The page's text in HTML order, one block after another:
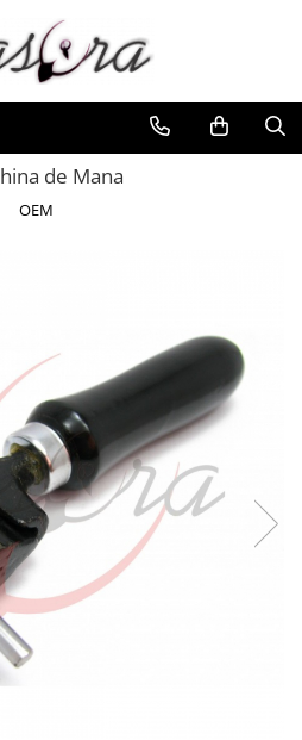
de Mana
OEM